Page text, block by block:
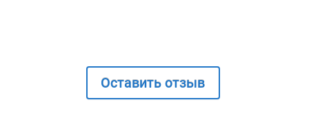
Оставить отзыв